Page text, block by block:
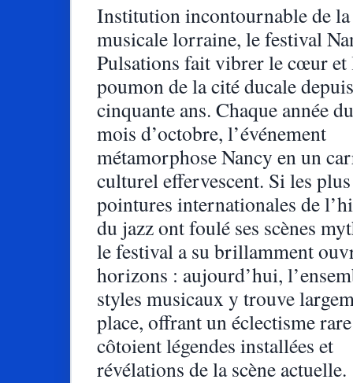
Institution incontournable de la
musicale lorraine, le festival
Pulsations fait vibrer le cœur et
poumon de la cité ducale
cinquante ans. Chaque année
mois d’octobre, l’événement
métamorphose Nancy en un
culturel effervescent. Si les
pointures internationales de
du jazz ont foulé ses scènes
le festival a su brillamment
horizons : aujourd’hui,
styles musicaux y trouve
place, offrant un éclectisme
côtoient légendes installées et
révélations de la scène actuelle.